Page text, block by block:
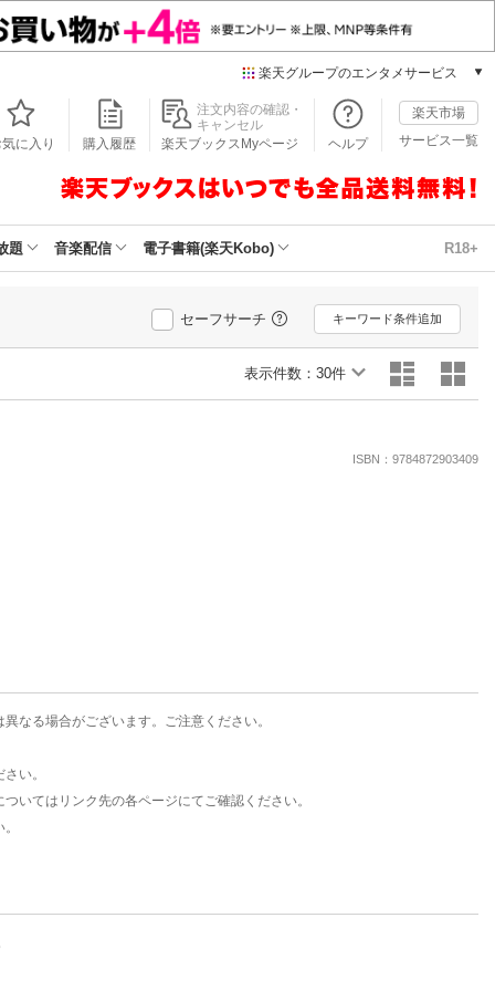
楽天グループのエンタメサービス
本/ゲーム/CD/DVD
楽天ブックス
楽天Kobo
動画配信
楽天TV
動画配信ガイド
気に入り 購入履歴
注文内容の確認・
キャンセル
楽天ブックスMyページ
ヘルプ
楽天市場
サービス一覧
題 音楽配信 電子書籍(楽天Kobo) R18+
セーフサーチ キーワード条件追加
表示件数： 30件
ISBN：9784872903409
なる場合がございます。ご注意ください。
い。
いてはリンク先の各ページにてご確認ください。